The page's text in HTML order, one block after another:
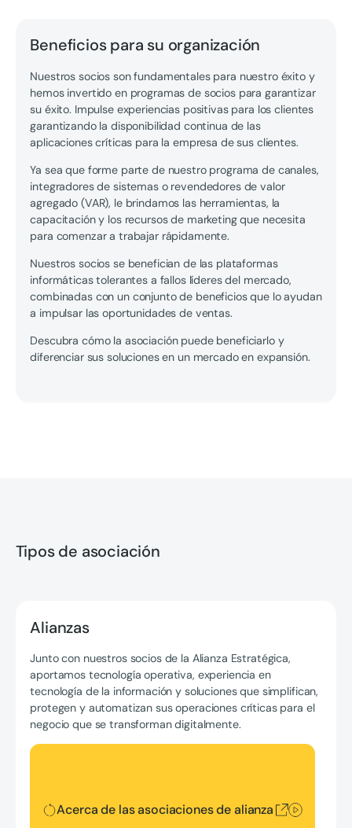
Beneficios para su organización
Nuestros socios son fundamentales para nuestro éxito y
hemos invertido en programas de socios para garantizar
su éxito. Impulse experiencias positivas para los clientes
garantizando la disponibilidad continua de las
aplicaciones críticas para la empresa de sus clientes.
Ya sea que forme parte de nuestro programa de canales,
integradores de sistemas o revendedores de valor
agregado (VAR), le brindamos las herramientas, la
capacitación y los recursos de marketing que necesita
para comenzar a trabajar rápidamente.
Nuestros socios se benefician de las plataformas
informáticas tolerantes a fallos líderes del mercado,
combinadas con un conjunto de beneficios que lo ayudan
a impulsar las oportunidades de ventas.
Descubra cómo la asociación puede beneficiarlo y
diferenciar sus soluciones en un mercado en expansión.
Tipos de asociación
Alianzas
Junto con nuestros socios de la Alianza Estratégica,
aportamos tecnología operativa, experiencia en
tecnología de la información y soluciones que simplifican,
protegen y automatizan sus operaciones críticas para el
negocio que se transforman digitalmente.
Acerca de las asociaciones de alianza
Acerca de las asociaciones de alianza